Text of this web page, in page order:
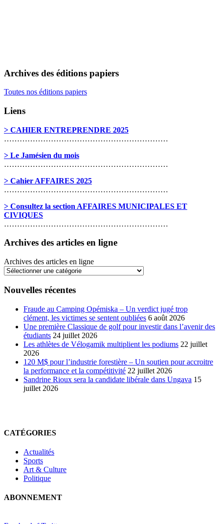
Archives des éditions papiers
Toutes nos éditions papiers
Liens
> CAHIER ENTREPRENDRE 2025
………………………………………………………
> Le Jamésien du mois
………………………………………………………
> Cahier AFFAIRES 2025
………………………………………………………
> Consultez la section AFFAIRES MUNICIPALES ET
CIVIQUES
………………………………………………………
Archives des articles en ligne
Archives des articles en ligne
Nouvelles récentes
Fraude au Camping Opémiska – Un verdict jugé trop
clément, les victimes se sentent oubliées 6 août 2026
Une première Classique de golf pour investir dans l’avenir des
étudiants 24 juillet 2026
Les athlètes de Vélogamik multiplient les podiums 22 juillet
2026
120 M$ pour l’industrie forestière – Un soutien pour accroitre
la performance et la compétitivité 22 juillet 2026
Sandrine Rioux sera la candidate libérale dans Ungava 15
juillet 2026
CATÉGORIES
Actualités
Sports
Art & Culture
Politique
ABONNEMENT